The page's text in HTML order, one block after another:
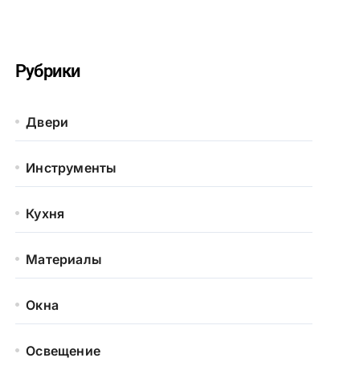
Рубрики
Двери
Инструменты
Кухня
Материалы
Окна
Освещение